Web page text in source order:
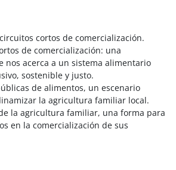
cortos de comercialización.
de comercialización: una
nos acerca a un sistema alimentario
sostenible y justo.
de alimentos, un escenario
la agricultura familiar local.
la agricultura familiar, una forma para
en la comercialización de sus